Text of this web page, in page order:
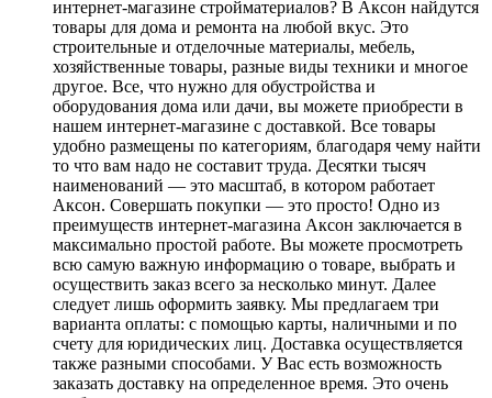
интернет-магазине стройматериалов? В Аксон найдутся
товары для дома и ремонта на любой вкус. Это
строительные и отделочные материалы, мебель,
хозяйственные товары, разные виды техники и многое
другое. Все, что нужно для обустройства и
оборудования дома или дачи, вы можете приобрести в
нашем интернет-магазине с доставкой. Все товары
удобно размещены по категориям, благодаря чему найти
то что вам надо не составит труда. Десятки тысяч
наименований — это масштаб, в котором работает
Аксон. Совершать покупки — это просто! Одно из
преимуществ интернет-магазина Аксон заключается в
максимально простой работе. Вы можете просмотреть
всю самую важную информацию о товаре, выбрать и
осуществить заказ всего за несколько минут. Далее
следует лишь оформить заявку. Мы предлагаем три
варианта оплаты: с помощью карты, наличными и по
счету для юридических лиц. Доставка осуществляется
также разными способами. У Вас есть возможность
заказать доставку на определенное время. Это очень